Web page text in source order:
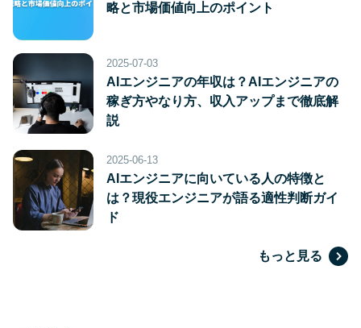
略と市場価値向上のポイント
2025-07-03
AIエンジニアの年収は？AIエンジニアの
稼ぎ方やなり方、収入アップまで徹底解
説
2025-06-13
AIエンジニアに向いている人の特徴と
は？現役エンジニアが語る適性判断ガイ
ド
もっと見る